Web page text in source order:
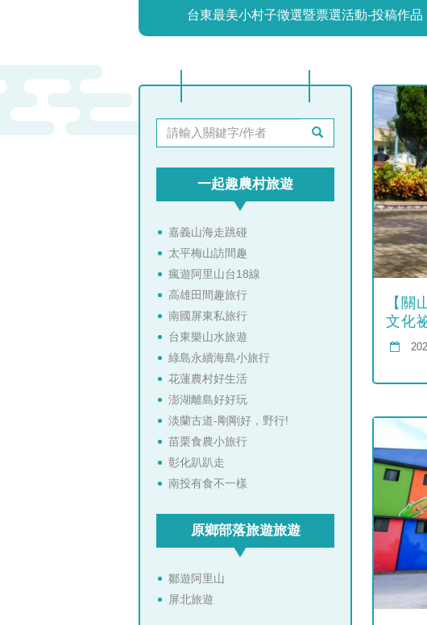
台東最美小村子徵選暨票選活動-投稿作品
一起趣農村旅遊
嘉義山海走跳碰
太平梅山訪間趣
瘋遊阿里山台18線
高雄田間趣旅行
南國屏東私旅行
台東樂山水旅遊
綠島永續海島小旅行
花蓮農村好生活
澎湖離島好好玩
淡蘭古道-剛剛好，野行!
苗栗食農小旅行
彰化趴趴走
南投有食不一樣
原鄉部落旅遊旅遊
鄒遊阿里山
屏北旅遊
【關
文化